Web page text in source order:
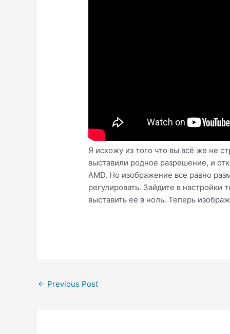
Я исхожу из того что вы всё же не
выставили родное разрешение, и
AMD. Но изображение все равно
регулировать. Зайдите в
выставить ее в ноль. Теперь
Post
← Previous Post